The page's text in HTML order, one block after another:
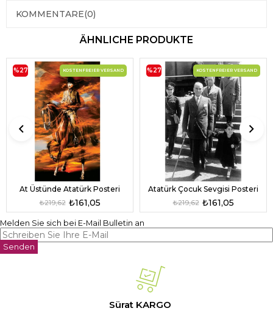
KOMMENTARE(0)
ÄHNLICHE PRODUKTE
At Üstünde Atatürk Posteri
₺161,05
₺219,62
%27 KOSTENFREIER VERSAND
Atatürk Çocuk Sevgisi Posteri
₺161,05
₺219,62
%27 KOSTENFREIER VERSAND
Melden Sie sich bei E-Mail Bulletin an
Senden
Sürat KARGO